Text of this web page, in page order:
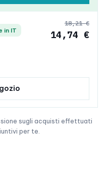
in IT
18,21 €
14,74 €
sugli acquisti effettuati
per te.